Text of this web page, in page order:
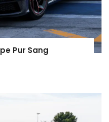
Pur Sang